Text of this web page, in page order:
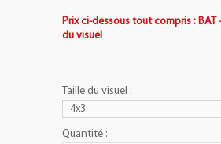
Prix ci-dessous tout compris : BAT
du visuel
Taille du visuel :
4x3
Quantité :